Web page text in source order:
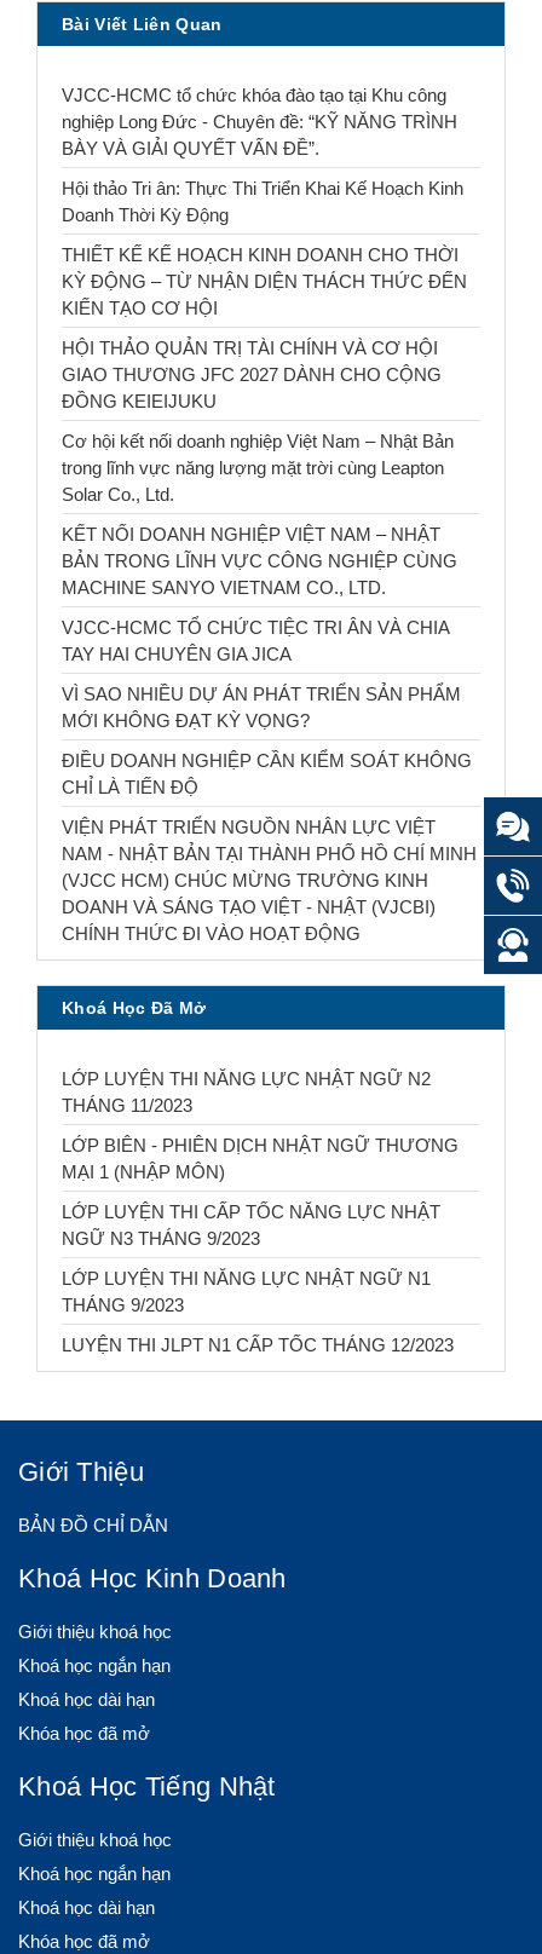
Bài Viết Liên Quan
VJCC-HCMC tổ chức khóa đào tạo tại Khu công
nghiệp Long Đức - Chuyên đề: “KỸ NĂNG TRÌNH
BÀY VÀ GIẢI QUYẾT VẤN ĐỀ”.
Hội thảo Tri ân: Thực Thi Triển Khai Kế Hoạch Kinh
Doanh Thời Kỳ Động
THIẾT KẾ KẾ HOẠCH KINH DOANH CHO THỜI
KỲ ĐỘNG – TỪ NHẬN DIỆN THÁCH THỨC ĐẾN
KIẾN TẠO CƠ HỘI
HỘI THẢO QUẢN TRỊ TÀI CHÍNH VÀ CƠ HỘI
GIAO THƯƠNG JFC 2027 DÀNH CHO CỘNG
ĐỒNG KEIEIJUKU
Cơ hội kết nối doanh nghiệp Việt Nam – Nhật Bản
trong lĩnh vực năng lượng mặt trời cùng Leapton
Solar Co., Ltd.
KẾT NỐI DOANH NGHIỆP VIỆT NAM – NHẬT
BẢN TRONG LĨNH VỰC CÔNG NGHIỆP CÙNG
MACHINE SANYO VIETNAM CO., LTD.
VJCC-HCMC TỔ CHỨC TIỆC TRI ÂN VÀ CHIA
TAY HAI CHUYÊN GIA JICA
VÌ SAO NHIỀU DỰ ÁN PHÁT TRIỂN SẢN PHẨM
MỚI KHÔNG ĐẠT KỲ VỌNG?
ĐIỀU DOANH NGHIỆP CẦN KIỂM SOÁT KHÔNG
CHỈ LÀ TIẾN ĐỘ
VIỆN PHÁT TRIỂN NGUỒN NHÂN LỰC VIỆT
NAM - NHẬT BẢN TẠI THÀNH PHỐ HỒ CHÍ MINH
(VJCC HCM) CHÚC MỪNG TRƯỜNG KINH
DOANH VÀ SÁNG TẠO VIỆT - NHẬT (VJCBI)
CHÍNH THỨC ĐI VÀO HOẠT ĐỘNG
Khoá Học Đã Mở
LỚP LUYỆN THI NĂNG LỰC NHẬT NGỮ N2
THÁNG 11/2023
LỚP BIÊN - PHIÊN DỊCH NHẬT NGỮ THƯƠNG
MẠI 1 (NHẬP MÔN)
LỚP LUYỆN THI CẤP TỐC NĂNG LỰC NHẬT
NGỮ N3 THÁNG 9/2023
LỚP LUYỆN THI NĂNG LỰC NHẬT NGỮ N1
THÁNG 9/2023
LUYỆN THI JLPT N1 CẤP TỐC THÁNG 12/2023
Giới Thiệu
BẢN ĐỒ CHỈ DẪN
Khoá Học Kinh Doanh
Giới thiệu khoá học
Khoá học ngắn hạn
Khoá học dài hạn
Khóa học đã mở
Khoá Học Tiếng Nhật
Giới thiệu khoá học
Khoá học ngắn hạn
Khoá học dài hạn
Khóa học đã mở